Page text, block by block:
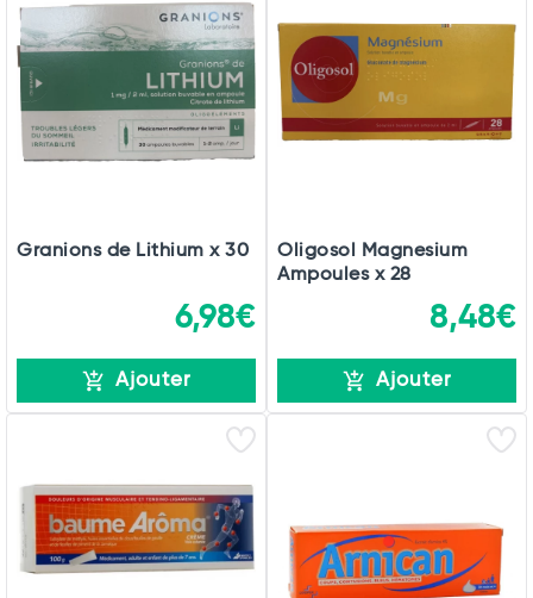
Granions de Lithium x 30
6,98€
Ajouter
Oligosol Magnesium
Ampoules x 28
8,48€
Ajouter